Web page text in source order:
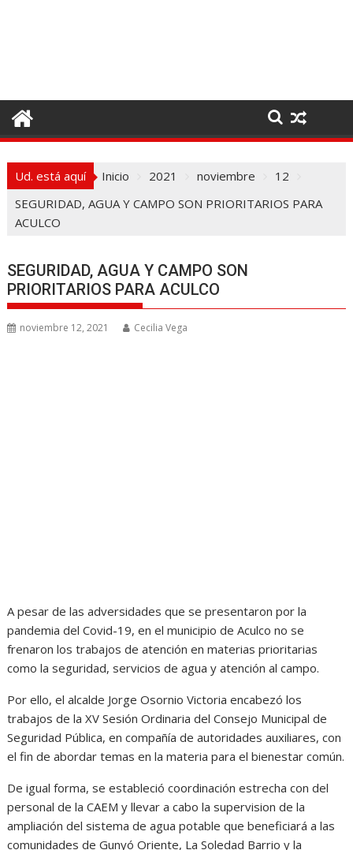
o
t
Ud. está aquí Inicio 2021 noviembre
12
SEGURIDAD, AGUA Y CAMPO SON PRIORITARIOS PARA
ACULCO
SEGURIDAD, AGUA Y CAMPO SON
PRIORITARIOS PARA ACULCO
noviembre 12, 2021 Cecilia Vega
A pesar de las adversidades que se presentaron por la
pandemia del Covid-19, en el municipio de Aculco no se
frenaron los trabajos de atención en materias prioritarias
como la seguridad, servicios de agua y atención al campo.
Por ello, el alcalde Jorge Osornio Victoria encabezó los
trabajos de la XV Sesión Ordinaria del Consejo Municipal de
Seguridad Pública, en compañía de autoridades auxiliares, con
el fin de abordar temas en la materia para el bienestar común.
De igual forma, se estableció coordinación estrecha con del
personal de la CAEM y llevar a cabo la supervision de la
ampliación del sistema de agua potable que beneficiará a las
comunidades de Gunyó Oriente, La Soledad Barrio y la